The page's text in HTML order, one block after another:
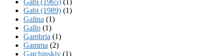
Gabi (1989) (1)
Galina (1)
Gallo (1)
Gambria (1)
Gamma (2)
Gatchinskiy (1)